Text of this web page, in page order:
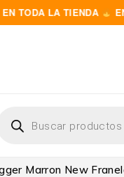
LA TIENDA ENVIOS A
Marron New